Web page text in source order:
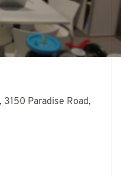
3150 Paradise Road,